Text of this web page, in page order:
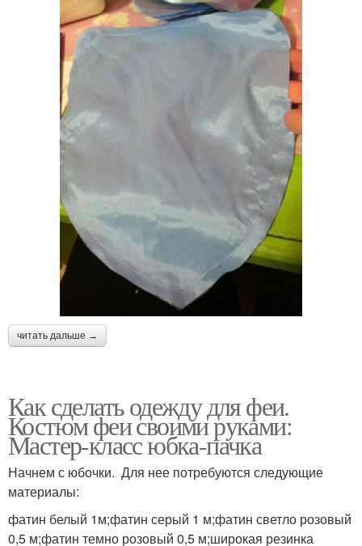
читать дальше →
Как сделать одежду для феи.
Костюм феи своими руками:
Мастер-класс юбка-пачка
Начнем с юбочки. Для нее потребуются следующие
материалы:
фатин белый 1м;фатин серый 1 м;фатин светло розовый
0,5 м;фатин темно розовый 0,5 м;широкая резинка